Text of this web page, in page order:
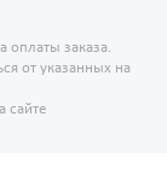
оплаты заказа.
от указанных на
сайте